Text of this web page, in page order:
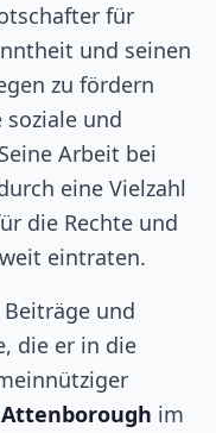
für
und seinen
zu fördern
und
Arbeit bei
eine Vielzahl
die Rechte und
eintraten.
und
die er in die
Attenborough im